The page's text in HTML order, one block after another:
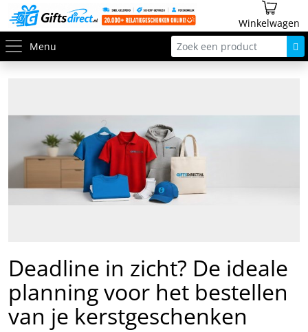
Winkelwagen
Menu
Deadline in zicht? De ideale
planning voor het bestellen
van je kerstgeschenken